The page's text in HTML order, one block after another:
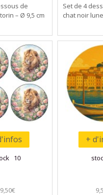
de
– Ø 9,5 cm
Set de 4
chat noir lune
10
9,50€
+